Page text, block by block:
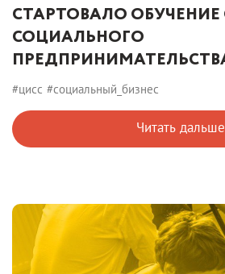
СТАРТОВАЛО
СОЦИАЛЬНОГО
#цисс #социальный_бизнес
Читать дальше